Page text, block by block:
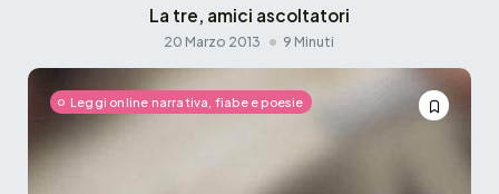
La tre, amici ascoltatori
20 Marzo 2013 9 Minuti
Leggi online narrativa, fiabe e poesie